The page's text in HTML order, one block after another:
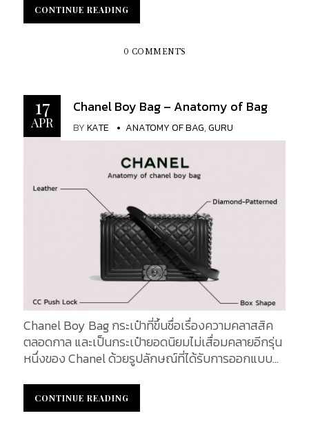
ได้อย่างสมบทบาทมาก เชื่อเลยว่าครึ่งประเทศหมั่นไส้
ฮิต ติดอันดับซ่อนอยู่ในแต่ละตอน ในวันนี้เราได้ทำการ
กันเลยค่ะ Chanel Classic Bag ใบแรกเชื่อว่าหลายคน
คุ้นตาอย่างแน่นอน สำหรับ ITEM เด็ดอย่าง Chanel
Classic Bag เป็นกระเป๋าชูโรงของแบรนด์เลยก็ว่าได้ ถูก
คลาสสิก รวมถึงเป็นหนึ่งในกระเป๋าอันเป็นที่หมายปอง
ของสาว ๆ แทบจะทุกคนบนโลกใบนี้ นอกจากความ
คลาสสิกแล้ว ยังขึ้นชื่อว่าเป็นกระเป๋าที่คุ้มค่าแก่การ
ลงทุนอีกด้วย สังเกตได้จากราคาที่พุ่งสูงขึ้นทุกปี ทั้งใน
รุ่น Vintage และกระเป๋ารุ่นใหม่ ๆ สำหรับ ราคาปัจจุบัน
อยู่ที่ประมาณ 277,000 บาท Mini Lady Dior Bag
กระเป๋าอีกรุ่นที่มีชื่อเสียงและมีอิทธิพลมากที่สุดรุ่นหนึ่ง
ในวงการแฟชั่น Lady Dior กระเป๋าซึ่งมีชื่อตามพระนาม
ของแฟชั่นไอคอนแห่งยุค80-90 อย่าง เลดี้ไดอาน่า
หรือเจ้าหญิงไดอาน่า เป็น Iconic Bag ที่ได้รับความนิยม
มาเป็นเวลานาน โดยออกวางจำหน่ายทั้งหมด 4 ขนาด
ด้วยกัน พร้อมด้วยสีสันและวัสดุที่แตกต่างกันไป
สำหรับรุ่นที่ รำนำ ใช้สะพายในละครเรื่องนี้ เป็นกระเป๋า
Lady Dior รุ่นนี้ ออกแบบภายนอกด้วยปักเลื่อมสีขาว
สลับดำ โลหะสีเงินแวววาว ด้ามจับตัดเย็บจากหนังแท้สี
ดำขลับ พร้อมสายสะพายถอดออกได้ มาในขนาดที่เล็ก
CONTINUE READING
CONTINUE READING
0 COMMENTS
17
APR
Chanel Boy Bag – Anatomy of Bag
BYKATE ANATOMY OF BAG,GURU
Chanel Boy Bag กระเป๋าที่ขึ้นชื่อเรื่องความคลาสสิค
ตลอดกาล และเป็นกระเป๋ายอดนิยมไม่เสื่อมคลายอีกรุ่น
หนึ่งของ Chanel ด้วยรูปลักษณ์ที่ได้รับการออกแบบมา
ทั้งยังสามารถใช้ได้ทั้งผู้ชายและผู้หญิง นับว่าเป็นกระ
เป๋าที่ตอบโจทย์เป็น Everyday Bag ได้อย่างครบถ้วน
CONTINUE READING
CONTINUE READING